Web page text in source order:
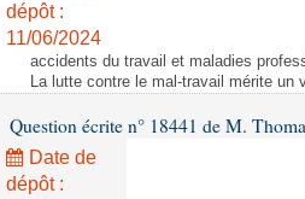
dépôt :
11/06/2024
accidents du travail et maladies
La lutte contre le mal-travail mérite un
Question écrite n° 18441 de M.
Date de
dépôt :